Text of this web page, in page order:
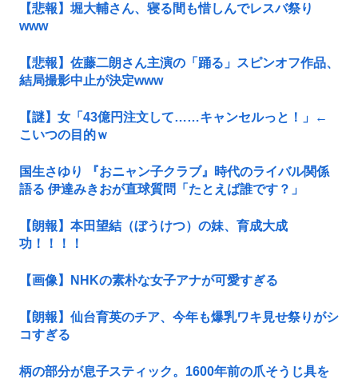
【悲報】堀大輔さん、寝る間も惜しんでレスバ祭り
www
【悲報】佐藤二朗さん主演の「踊る」スピンオフ作品、
結局撮影中止が決定www
【謎】女「43億円注文して……キャンセルっと！」←
こいつの目的ｗ
国生さゆり 『おニャン子クラブ』時代のライバル関係
語る 伊達みきおが直球質問「たとえば誰です？」
【朗報】本田望結（ぼうけつ）の妹、育成大成
功！！！！
【画像】NHKの素朴な女子アナが可愛すぎる
【朗報】仙台育英のチア、今年も爆乳ワキ見せ祭りがシ
コすぎる
柄の部分が息子スティック。1600年前の爪そうじ具を